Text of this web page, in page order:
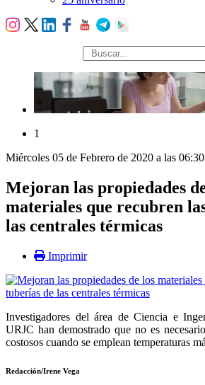
búsqueda
1
Miércoles 05 de Febrero de 2020 a las 06:30
Mejoran las propiedades
materiales que recubren
las centrales térmicas
Imprimir
Investigadores del área de Ciencia e
URJC han demostrado que no es
costosos cuando se emplean temperaturas
Redacción/Irene Vega